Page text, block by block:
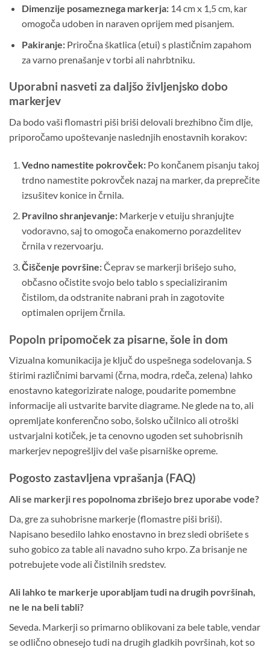
Dimenzije posameznega markerja:14 cm x 1,5 cm, kar
omogoča udoben in naraven oprijem med pisanjem.
Pakiranje:Priročna škatlica (etui) s plastičnim zapahom
za varno prenašanje v torbi ali nahrbtniku.
Uporabni nasveti za daljšo življenjsko dobo
markerjev
Da bodo vaši flomastri piši briši delovali brezhibno čim dlje,
priporočamo upoštevanje naslednjih enostavnih korakov:
Vedno namestite pokrovček:Po končanem pisanju takoj
trdno namestite pokrovček nazaj na marker, da preprečite
izsušitev konice in črnila.
Pravilno shranjevanje:Markerje v etuiju shranjujte
vodoravno, saj to omogoča enakomerno porazdelitev
črnila v rezervoarju.
Čiščenje površine:Čeprav se markerji brišejo suho,
občasno očistite svojo belo tablo s specializiranim
čistilom, da odstranite nabrani prah in zagotovite
optimalen oprijem črnila.
Popoln pripomoček za pisarne, šole in dom
Vizualna komunikacija je ključ do uspešnega sodelovanja. S
štirimi različnimi barvami (črna, modra, rdeča, zelena) lahko
enostavno kategorizirate naloge, poudarite pomembne
informacije ali ustvarite barvite diagrame. Ne glede na to, ali
opremljate konferenčno sobo, šolsko učilnico ali otroški
ustvarjalni kotiček, je ta cenovno ugoden set suhobrisnih
markerjev nepogrešljiv del vaše pisarniške opreme.
Pogosto zastavljena vprašanja (FAQ)
Ali se markerji res popolnoma zbrišejo brez uporabe vode?
Da, gre za suhobrisne markerje (flomastre piši briši).
Napisano besedilo lahko enostavno in brez sledi obrišete s
suho gobico za table ali navadno suho krpo. Za brisanje ne
potrebujete vode ali čistilnih sredstev.
Ali lahko te markerje uporabljam tudi na drugih površinah,
ne le na beli tabli?
Seveda. Markerji so primarno oblikovani za bele table, vendar
se odlično obnesejo tudi na drugih gladkih površinah, kot so